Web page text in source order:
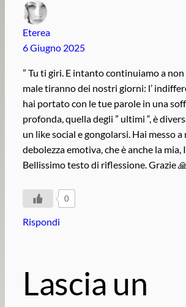
Eterea
6 Giugno 2025
” Tu ti giri. E intanto continuiamo a non
male tiranno dei nostri giorni: l’
hai portato con le tue parole in una
profonda, quella degli ” ultimi “, è
un like social e gongolarsi. Hai messo
debolezza emotiva, che è anche la mia,
Bellissimo testo di riflessione. Grazie
0
Rispondi
Lascia un